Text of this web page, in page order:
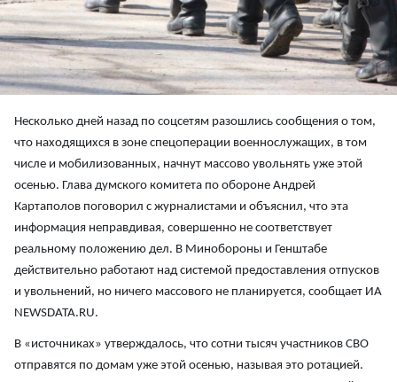
Несколько дней назад по соцсетям разошлись сообщения о том,
что находящихся в зоне спецоперации военнослужащих, в том
числе и мобилизованных, начнут массово увольнять уже этой
осенью. Глава думского комитета по обороне Андрей
Картаполов поговорил с журналистами и объяснил, что эта
информация неправдивая, совершенно не соответствует
реальному положению дел. В Минобороны и Генштабе
действительно работают над системой предоставления отпусков
и увольнений, но ничего массового не планируется, сообщает ИА
NEWSDATA.RU.
В «источниках» утверждалось, что сотни тысяч участников СВО
отправятся по домам уже этой осенью, называя это ротацией.